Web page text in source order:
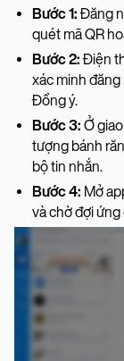
Bước 1:Đăng
quét mã QR
Bước 2:Điện
xác minh đăng
Đồng ý.
Bước 3: Ở
tượng bánh
bộ tin nhắn.
Bước 4: Mở
và chờ đợi